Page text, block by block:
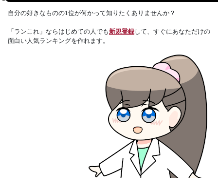
自分の好きなものの1位が何かって知りたくありませんか？
「ランこれ」ならはじめての人でも新規登録して、すぐにあなただけの
面白い人気ランキングを作れます。